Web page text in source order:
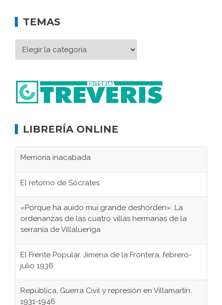
TEMAS
LIBRERÍA ONLINE
serranía de Villaluenga
El Frente Popular. Jimena de la Frontera, febrero-
julio 1936
República, Guerra Civil y represión en Villamartín,